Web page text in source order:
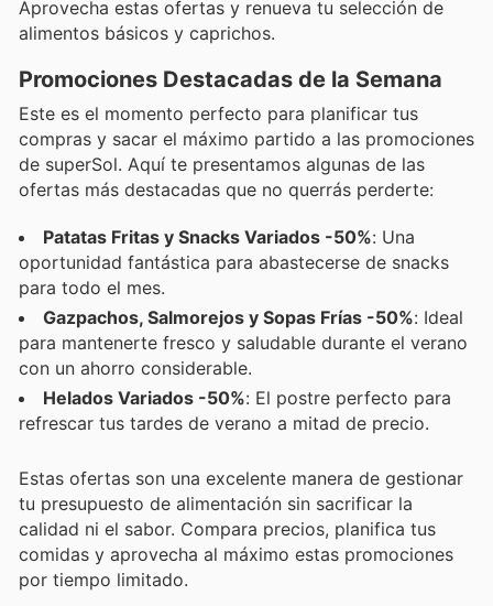
Aprovecha estas ofertas y renueva tu selección de
alimentos básicos y caprichos.
Promociones Destacadas de la Semana
Este es el momento perfecto para planificar tus
compras y sacar el máximo partido a las promociones
de superSol. Aquí te presentamos algunas de las
ofertas más destacadas que no querrás perderte:
Patatas Fritas y Snacks Variados -50%: Una
oportunidad fantástica para abastecerse de snacks
para todo el mes.
Gazpachos, Salmorejos y Sopas Frías -50%: Ideal
para mantenerte fresco y saludable durante el verano
con un ahorro considerable.
Helados Variados -50%: El postre perfecto para
refrescar tus tardes de verano a mitad de precio.
Estas ofertas son una excelente manera de gestionar
tu presupuesto de alimentación sin sacrificar la
calidad ni el sabor. Compara precios, planifica tus
comidas y aprovecha al máximo estas promociones
por tiempo limitado.